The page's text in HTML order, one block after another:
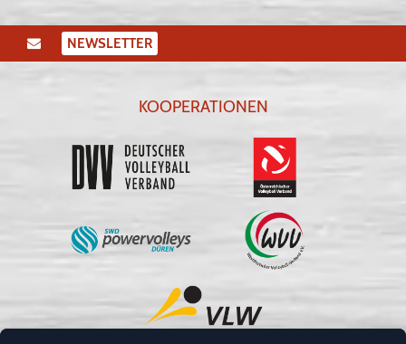
NEWSLETTER
KOOPERATIONEN